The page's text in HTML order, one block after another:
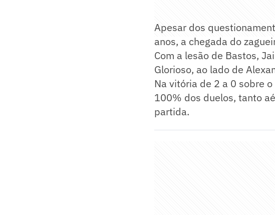
Apesar dos
anos, a chegada do
Com a lesão de Bastos,
Glorioso, ao lado de
Na vitória de 2 a 0 sobre
100% dos duelos, tanto
partida.